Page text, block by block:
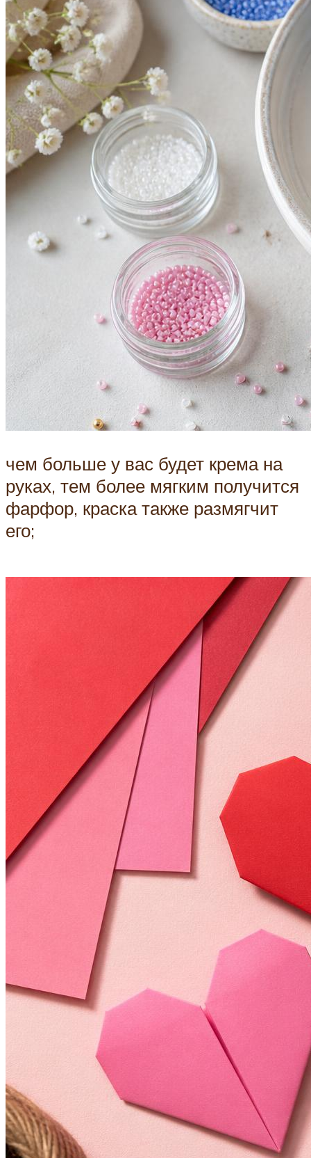
чем больше у вас будет крема на
руках, тем более мягким получится
фарфор, краска также размягчит
его;